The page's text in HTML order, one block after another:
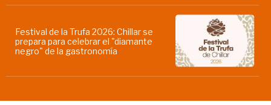
Festival de la Trufa 2026: Chillar se
prepara para celebrar el "diamante
negro" de la gastronomía